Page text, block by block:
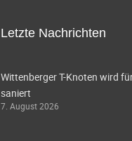
Letzte Nachrichten
Wittenberger T-Knoten wird
saniert
7. August 2026